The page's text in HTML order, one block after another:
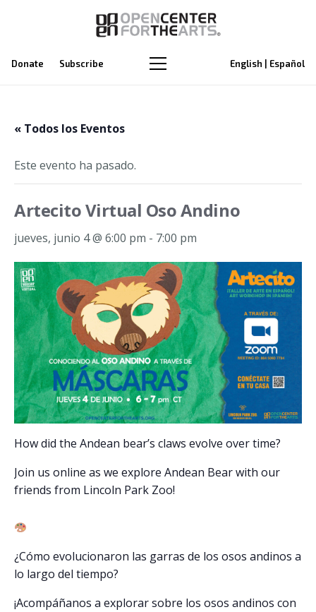
Donate Subscribe English | Español
« Todos los Eventos
Este evento ha pasado.
Artecito Virtual Oso Andino
jueves, junio 4 @ 6:00 pm - 7:00 pm
How did the Andean bear’s claws evolve over time?
Join us online as we explore Andean Bear with our
friends from Lincoln Park Zoo!
¿Cómo evolucionaron las garras de los osos andinos a
lo largo del tiempo?
¡Acompáñanos a explorar sobre los osos andinos con